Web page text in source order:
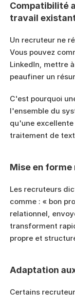
Compatibilité
travail
Un recruteur ne
Vous pouvez
LinkedIn, mettre
peaufiner un
C'est pourquoi
l'ensemble du
qu'une
traitement de
Mise en
Les recruteurs
comme : « bon
relationnel,
transforment
propre et
Adaptation
Certains